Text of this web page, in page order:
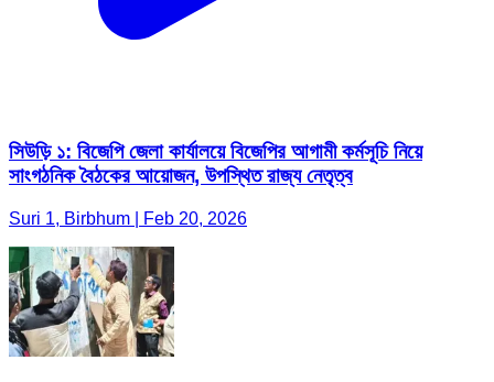
সিউড়ি ১: বিজেপি জেলা কার্যালয়ে বিজেপির আগামী কর্মসূচি নিয়ে
সাংগঠনিক বৈঠকের আয়োজন, উপস্থিত রাজ্য নেতৃত্ব
Suri 1, Birbhum | Feb 20, 2026